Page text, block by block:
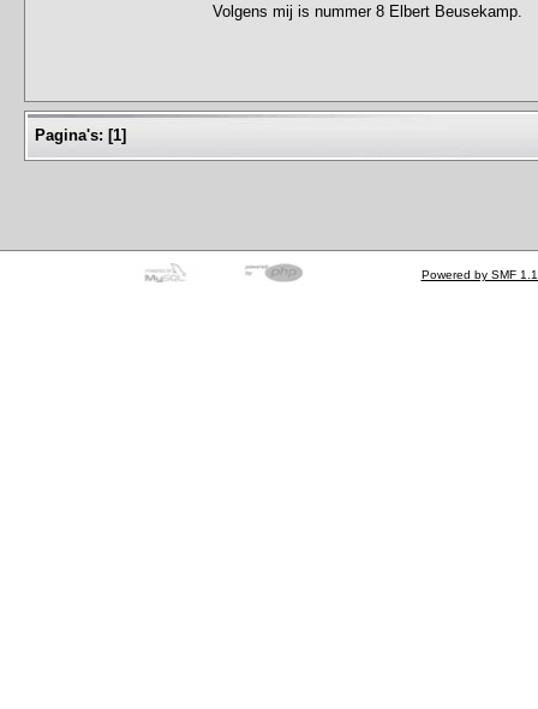
Volgens mij is nummer 8 Elbert Beusekamp.
Pagina's: [1]
Powered by SMF